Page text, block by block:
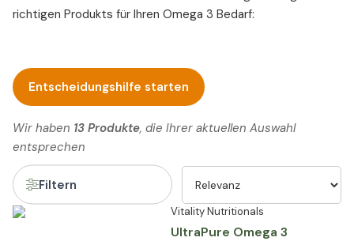
richtigen Produkts für Ihren Omega 3 Bedarf:
Entscheidungshilfe starten
Wir haben 13 Produkte, die Ihrer aktuellen Auswahl
entsprechen
Filtern
Vitality Nutritionals
UltraPure Omega 3